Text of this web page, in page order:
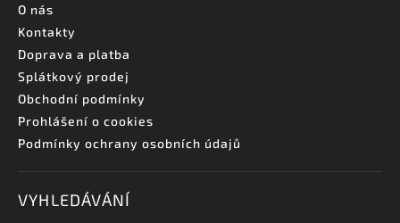
O nás
Kontakty
Doprava a platba
Splátkový prodej
Obchodní podmínky
Prohlášení o cookies
Podmínky ochrany osobních údajů
VYHLEDÁVÁNÍ